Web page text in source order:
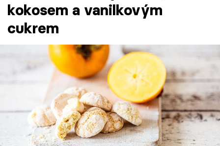
Témata
Recepty
TV Program
Škola vaření
kokosem a vanilkovým
cukrem